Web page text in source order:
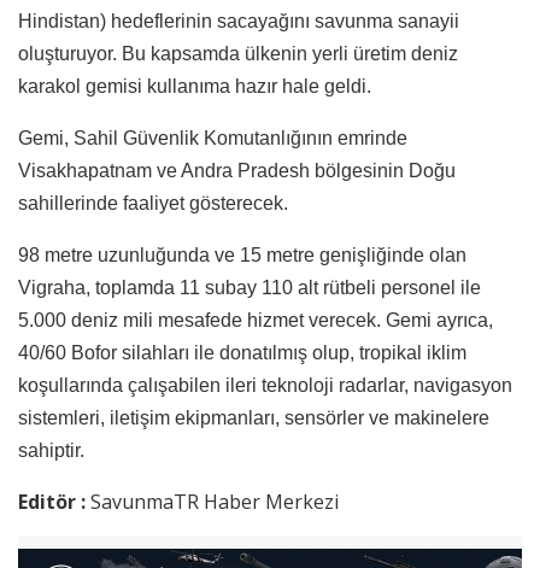
Hindistan) hedeflerinin sacayağını savunma sanayii
oluşturuyor. Bu kapsamda ülkenin yerli üretim deniz
karakol gemisi kullanıma hazır hale geldi.
Gemi, Sahil Güvenlik Komutanlığının emrinde
Visakhapatnam ve Andra Pradesh bölgesinin Doğu
sahillerinde faaliyet gösterecek.
98 metre uzunluğunda ve 15 metre genişliğinde olan
Vigraha, toplamda 11 subay 110 alt rütbeli personel ile
5.000 deniz mili mesafede hizmet verecek. Gemi ayrıca,
40/60 Bofor silahları ile donatılmış olup, tropikal iklim
koşullarında çalışabilen ileri teknoloji radarlar, navigasyon
sistemleri, iletişim ekipmanları, sensörler ve makinelere
sahiptir.
Editör :SavunmaTR Haber Merkezi